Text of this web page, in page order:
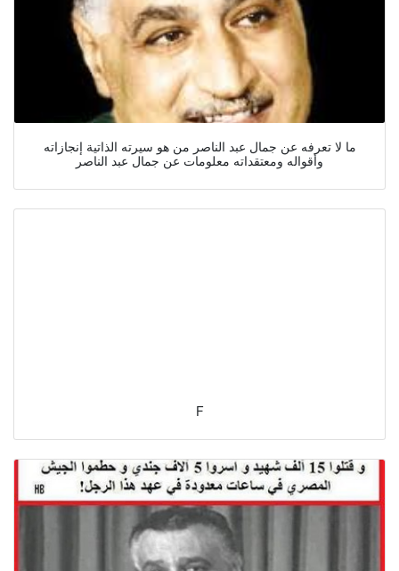
ما لا تعرفه عن جمال عبد الناصر من هو سيرته الذاتية إنجازاته
وأقواله ومعتقداته معلومات عن جمال عبد الناصر
F